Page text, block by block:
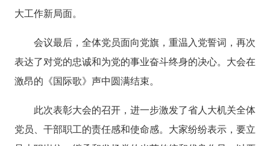
大工作新局面。
会议最后，全体党员面向党旗，重温入党誓词，再次
表达了对党的忠诚和为党的事业奋斗终身的决心。大会在
激昂的《国际歌》声中圆满结束。
此次表彰大会的召开，进一步激发了省人大机关全体
党员、干部职工的责任感和使命感。大家纷纷表示，要立